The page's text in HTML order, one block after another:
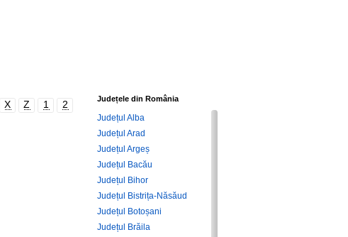
X Z 1 2 Județele din România
Județul Alba
Județul Arad
Județul Argeș
Județul Bacău
Județul Bihor
Județul Bistrița-Năsăud
Județul Botoșani
Județul Brăila